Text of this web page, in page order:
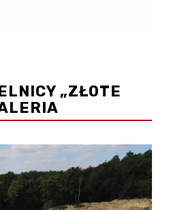
„ZŁOTE